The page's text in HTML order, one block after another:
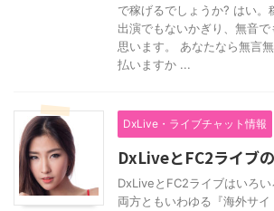
で稼げるでしょうか? はい。
出演でもないかぎり、無音
思います。 あなたなら無言
払いますか ...
DxLive・ライブチャット情報
DxLiveとFC2ライブ
DxLiveとFC2ライブはいろい
両方ともいわゆる『海外サ